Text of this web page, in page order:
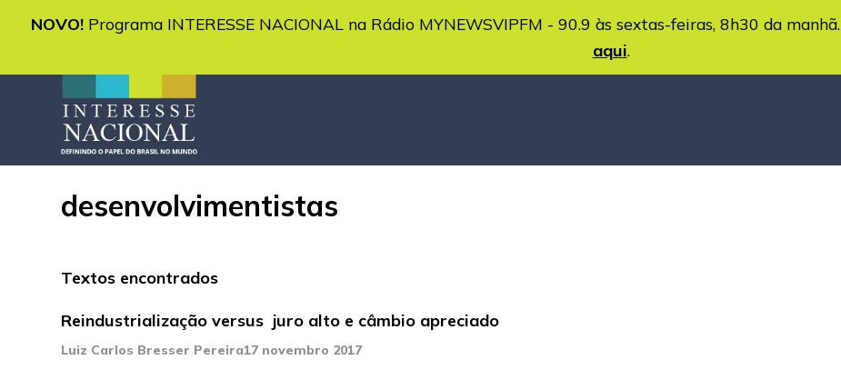
NOVO! Programa INTERESSE NACIONAL na Rádio MYNEWSVIPFM - 90.9 às sextas-feiras, 8h30 da manhã.
aqui.
desenvolvimentistas
Textos encontrados
Reindustrialização versus juro alto e câmbio apreciado
Luiz Carlos Bresser Pereira17 novembro 2017